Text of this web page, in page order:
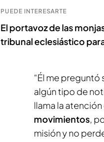
PUEDE INTERESARTE
El portavoz de las
tribunal eclesiástico
“Él me preguntó
algún tipo de
llama la atención
movimientos,
misión y no